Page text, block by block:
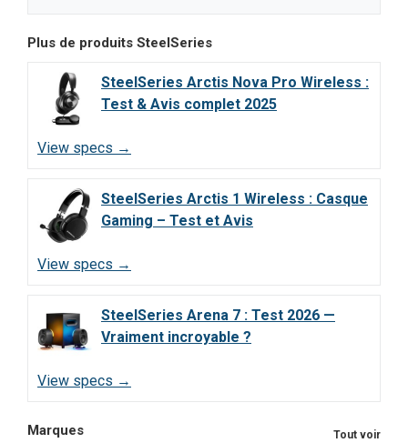
Plus de produits SteelSeries
SteelSeries Arctis Nova Pro Wireless :
Test & Avis complet 2025
View specs →
SteelSeries Arctis 1 Wireless : Casque
Gaming – Test et Avis
View specs →
SteelSeries Arena 7 : Test 2026 —
Vraiment incroyable ?
View specs →
Marques Tout voir